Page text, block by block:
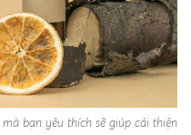
bạn yêu thích sẽ giúp cải thiện